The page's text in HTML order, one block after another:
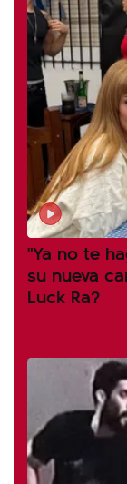
"Ya no te
su nueva
Luck Ra?